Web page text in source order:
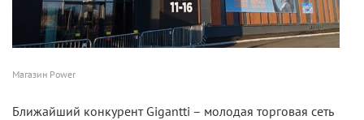
Магазин Power
Ближайший конкурент Gigantti – молодая торговая сеть